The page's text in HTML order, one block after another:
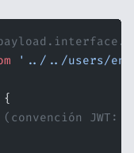
'../../users/
{
JWT: